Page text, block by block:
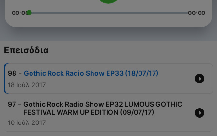
00:00 00:00
Επεισόδια
98 - Gothic Rock Radio Show EP33 (18/07/17)
18 Ιούλ 2017
97 - Gothic Rock Radio Show EP32 LUMOUS GOTHIC
FESTIVAL WARM UP EDITION (09/07/17)
10 Ιούλ 2017